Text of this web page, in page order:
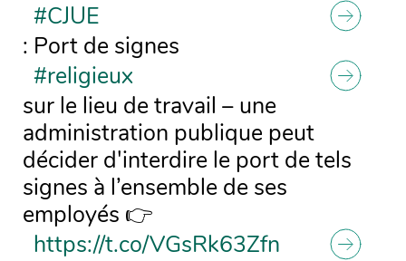
#CJUE
: Port de signes
#religieux
sur le lieu de travail – une
administration publique peut
décider d'interdire le port de tels
signes à l’ensemble de ses
employés 👉
https://t.co/VGsRk63Zfn